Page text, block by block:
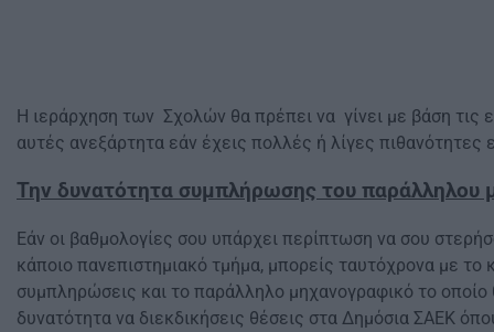
Η ιεράρχηση των Σχολών θα πρέπει να γίνει με βάση τις
αυτές ανεξάρτητα εάν έχεις πολλές ή λίγες πιθανότητες
Την δυνατότητα συμπλήρωσης του παράλληλου
Εάν οι βαθμολογίες σου υπάρχει περίπτωση να σου
κάποιο πανεπιστημιακό τμήμα, μπορείς ταυτόχρονα με το
συμπληρώσεις και το παράλληλο μηχανογραφικό το
δυνατότητα να διεκδικήσεις θέσεις στα Δημόσια ΣΑΕΚ